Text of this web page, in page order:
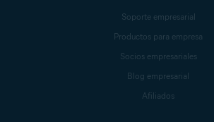
Soporte empresarial
Productos para empresa
Socios empresariales
Blog empresarial
Afiliados